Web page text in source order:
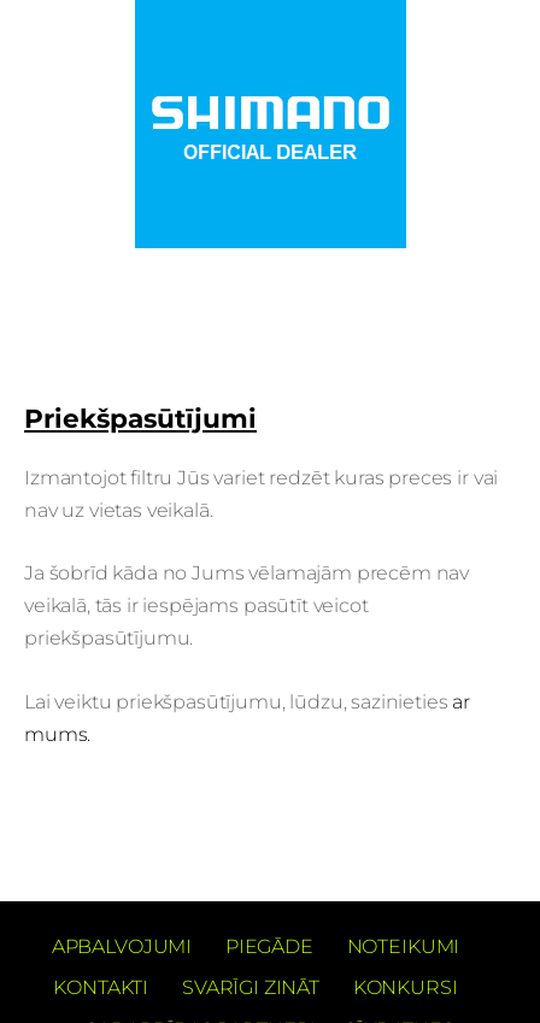
Priekšpasūtījumi
Izmantojot filtru Jūs variet redzēt kuras preces ir vai
nav uz vietas veikalā.
Ja šobrīd kāda no Jums vēlamajām precēm nav
veikalā, tās ir iespējams pasūtīt veicot
priekšpasūtījumu.
Lai veiktu priekšpasūtījumu, lūdzu, sazinieties ar
mums.
APBALVOJUMI PIEGĀDE
NOTEIKUMI
KONTAKTI
SVARĪGI ZINĀT
KONKURSI